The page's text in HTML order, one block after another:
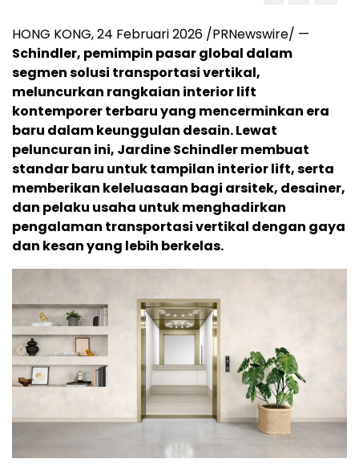
HONG KONG, 24 Februari 2026 /PRNewswire/ —
Schindler, pemimpin pasar global dalam
segmen solusi transportasi vertikal,
meluncurkan rangkaian interior lift
kontemporer terbaru yang mencerminkan era
baru dalam keunggulan desain. Lewat
peluncuran ini, Jardine Schindler membuat
standar baru untuk tampilan interior lift, serta
memberikan keleluasaan bagi arsitek, desainer,
dan pelaku usaha untuk menghadirkan
pengalaman transportasi vertikal dengan gaya
dan kesan yang lebih berkelas.